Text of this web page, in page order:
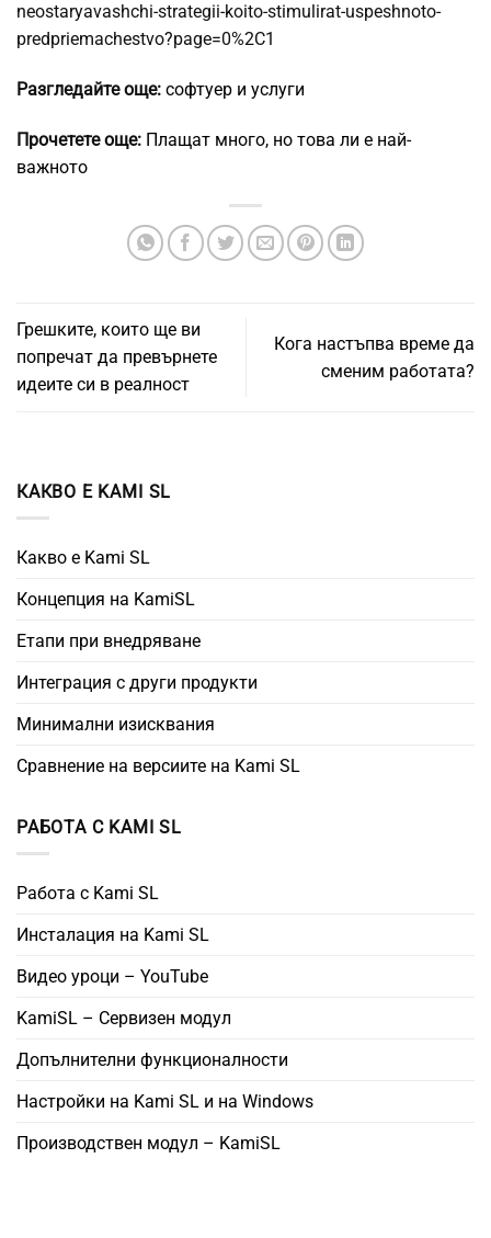
neostaryavashchi-strategii-koito-stimulirat-uspeshnoto-
predpriemachestvo?page=0%2C1
Разгледайте още: софтуер и услуги
Прочетете още: Плащат много, но това ли е най-
важното
Грешките, които ще ви
попречат да превърнете
идеите си в реалност
Кога настъпва време да
сменим работата?
КАКВО Е KAMI SL
Какво е Kami SL
Концепция на KamiSL
Етапи при внедряване
Интеграция с други продукти
Минимални изисквания
Сравнение на версиите на Kami SL
РАБОТА С KAMI SL
Работа с Kami SL
Инсталация на Kami SL
Видео уроци – YouTube
KamiSL – Сервизен модул
Допълнителни функционалности
Настройки на Kami SL и на Windows
Производствен модул – KamiSL